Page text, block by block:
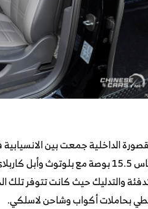
والتدليك حيث كانت تتوفر
بحاملات أكواب وشاحن لاسلكي.